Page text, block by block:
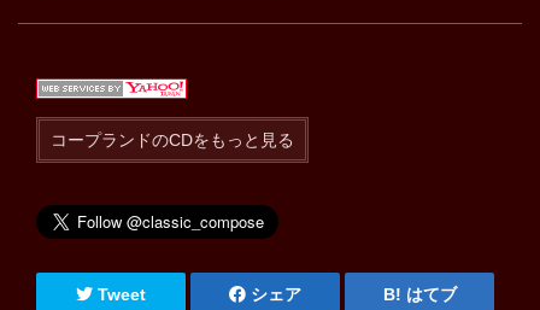
コープランドのCDをもっと見る
Tweet シェア はてブ